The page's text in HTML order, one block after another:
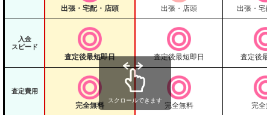
出張・宅配・店頭 出張・店頭 出張・宅
入金
スピード
査定後最短即日 査定後最短即日 査定後
査定費用
完全無料 完全無料 完全
スクロールできます